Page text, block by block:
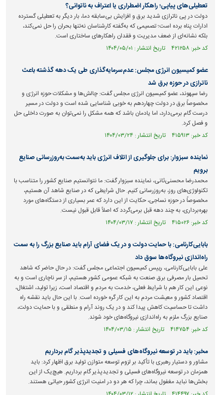
تعطیلی‌های پیاپی؛ راهکار اضطراری یا اعتراف به ناتوانی؟
دولت در پی ناترازی شدید برق و افزایش بی‌سابقه دما، بار دیگر به تعطیلی گسترده
ادارات پناه برده است؛ تصمیمی که به‌گفته کارشناسان نه‌تنها بحران را حل نمی‌کند،
بلکه نشانه‌ای از ضعف مدیریت و فقدان راهکار‌های ساختاری است.
کد خبر: ۴۲۱۲۵۸ تاریخ انتشار : ۱۴۰۴/۰۵/۰۱
عضو کمیسیون انرژی مجلس: عدم‌سرمایه‌گذاری طی یک دهه گذشته باعث
ناترازی در حوزه برق شد
رضا سپهوند، عضو کمیسیون انرژی مجلس گفت: چالش‌ها و مشکلات حوزه انرژی و
مخصوصاً برق در دولت چهاردهم به خوبی شناسایی شده است و دولت در مسیر
درست گام برمی‌دارد، اما یادمان باشد که همه مشکل را نمی‌توان به صورت داخلی حل
و فصل کرد.
کد خبر: ۴۱۵۹۱۳ تاریخ انتشار : ۱۴۰۴/۰۳/۲۴
نماینده سبزوار: برای جلوگیری از اتلاف انرژی باید به‌سمت به‌روزرسانی صنایع
برویم
محمدرضا محسنی‌ثانی، نماینده سبزوار گفت: ما نتوانستیم صنایع کشور را متناسب با
تکنولوژی‌های روز، به‌روزرسانی کنیم. حال شرایطی که در صنایع شاهد آن هستیم،
مخصوصاً در حوزه نساجی، حکایت از این دارد که عمر بسیاری از دستگاه‌های مورد
بهره‌برداری، به چند دهه قبل برمی‌گردد که اصلاً قابل قبول نیست.
کد خبر: ۴۱۵۰۲۶ تاریخ انتشار : ۱۴۰۴/۰۳/۱۷
بابایی‌کارنامی: با حمایت دولت و در یک فضای آرام باید صنایع بزرگ را به سمت
راه‌اندازی نیروگاه‌ها سوق داد
علی بابایی‌کارنامی، رییس کمیسیون اجتماعی مجلس گفت: در حال حاضر که شاهد
تحمیل بار مصرفی برق صنعت به شبکه عمومی کشور هستیم، از سر ناچاری است و به
نوعی این کار هم با شرایط فعلی، خدمت به مردم و اقتصاد است، زیرا تولید، اشتغال،
اقتصاد کشور و معیشت مردم به این کار گره خورده است. با این حال باید نقشه راه
داشت تا حساسیت کاهش پیدا کند و در یک روند آرام و منطقی و با حمایت دولت،
صنایع بزرگ ملزم به راه‌اندازی نیروگاه‌های خود شوند.
کد خبر: ۴۱۴۷۵۴ تاریخ انتشار : ۱۴۰۴/۰۳/۱۵
مخبر: باید در توسعه نیروگاه‌های فسیلی و تجدیدپذیر گام برداریم
مشاور و دستیار رهبری با تأکید بر لزوم توسعه متوازن تولید برق اظهار کرد: باید
همزمان در توسعه نیروگاه‌های فسیلی و تجدیدپذیر گام برداریم. هیچ‌یک از این
بخش‌ها نباید مغفول بماند، چرا که هر دو در امنیت انرژی کشور حیاتی هستند.